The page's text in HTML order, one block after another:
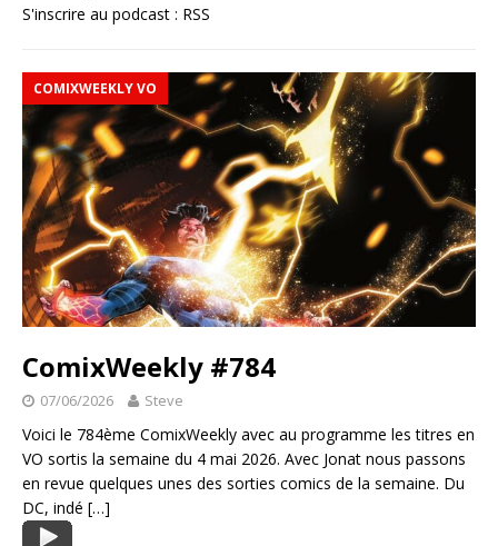
S'inscrire au podcast : RSS
COMIXWEEKLY VO
ComixWeekly #784
07/06/2026 Steve
Voici le 784ème ComixWeekly avec au programme les titres en
VO sortis la semaine du 4 mai 2026. Avec Jonat nous passons
en revue quelques unes des sorties comics de la semaine. Du
DC, indé […]